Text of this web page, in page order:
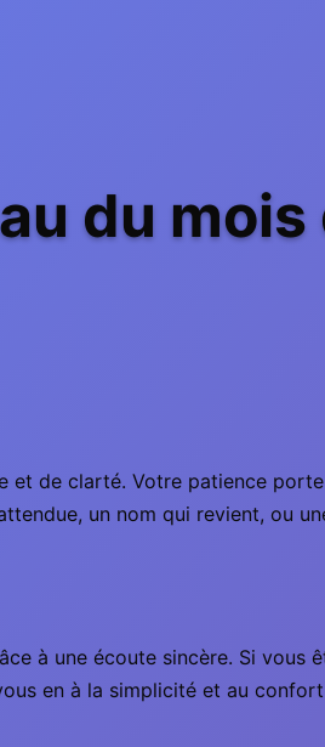
du
et de clarté. Votre patience
un nom qui revient, ou
à une écoute sincère. Si
en à la simplicité et au